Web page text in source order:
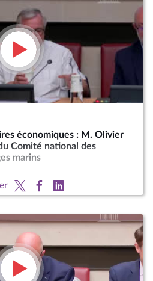
économiques : M. Olivier
Comité national des
marins